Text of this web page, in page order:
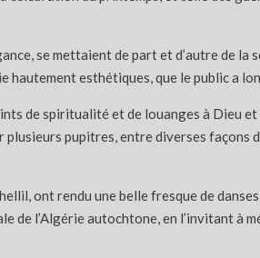
se mettaient de part et d’autre de
hautement esthétiques, que le public a
de spiritualité et de louanges à Dieu
pupitres, entre diverses façons
ont rendu une belle fresque de
de l’Algérie autochtone, en l’invitant à